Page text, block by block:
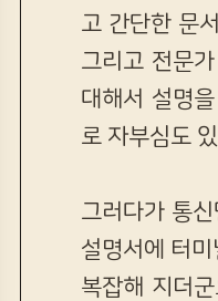
고 간단한 문
그리고 전문
대해서 설명
로 자부심도
그러다가 통
설명서에 터
복잡해 지더